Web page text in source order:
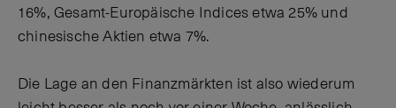
16%, Gesamt-Europäische Indices etwa 25% und
chinesische Aktien etwa 7%.
Die Lage an den Finanzmärkten ist also wiederum